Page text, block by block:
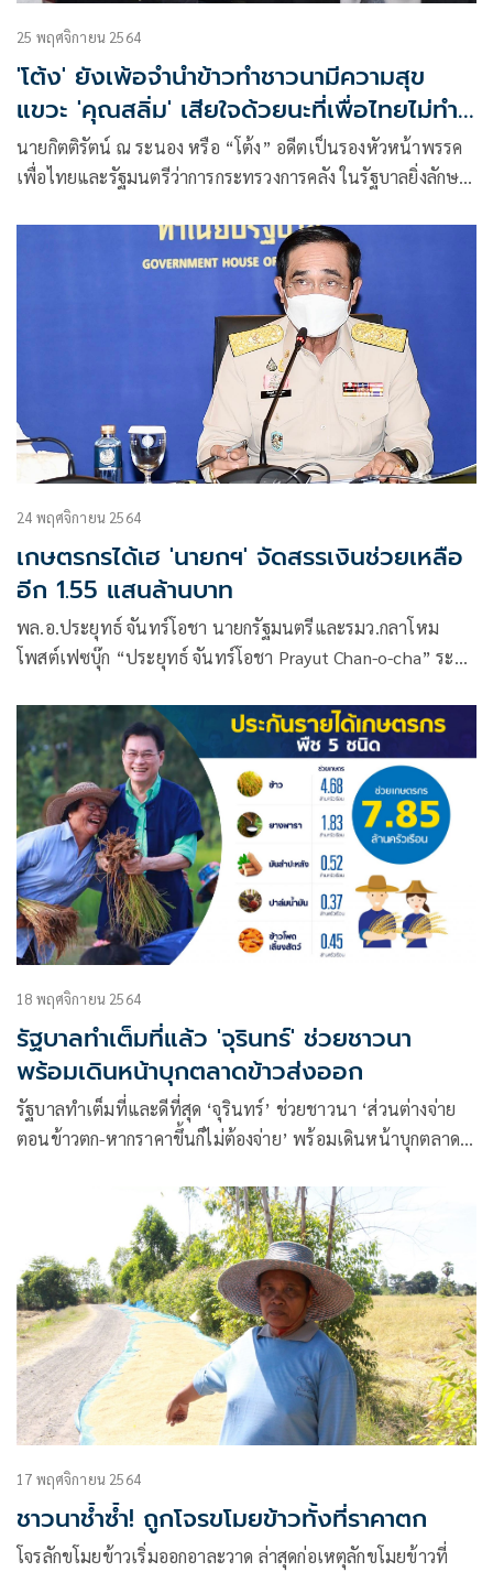
25 พฤศจิกายน 2564
'โต้ง' ยังเพ้อจำนำข้าวทำชาวนามีความสุข
แขวะ 'คุณสลิ่ม' เสียใจด้วยนะที่เพื่อไทยไม่ทำ
ประกันรายได้
นายกิตติรัตน์ ณ ระนอง หรือ “โต้ง” อดีตเป็นรองหัวหน้าพรรค
เพื่อไทยและรัฐมนตรีว่าการกระทรวงการคลัง ในรัฐบาลยิ่งลักษณ์
24 พฤศจิกายน 2564
เกษตรกรได้เฮ 'นายกฯ' จัดสรรเงินช่วยเหลือ
อีก 1.55 แสนล้านบาท
พล.อ.ประยุทธ์ จันทร์โอชา นายกรัฐมนตรีและรมว.กลาโหม
โพสต์เฟซบุ๊ก “ประยุทธ์ จันทร์โอชา Prayut Chan-o-cha” ระบุ
18 พฤศจิกายน 2564
รัฐบาลทำเต็มที่แล้ว 'จุรินทร์' ช่วยชาวนา
พร้อมเดินหน้าบุกตลาดข้าวส่งออก
รัฐบาลทำเต็มที่และดีที่สุด ‘จุรินทร์’ ช่วยชาวนา ‘ส่วนต่างจ่าย
ตอนข้าวตก-หากราคาขึ้นก็ไม่ต้องจ่าย’ พร้อมเดินหน้าบุกตลาด
17 พฤศจิกายน 2564
ชาวนาช้ำซ้ำ! ถูกโจรขโมยข้าวทั้งที่ราคาตก
โจรลักขโมยข้าวเริ่มออกอาละวาด ล่าสุดก่อเหตุลักขโมยข้าวที่